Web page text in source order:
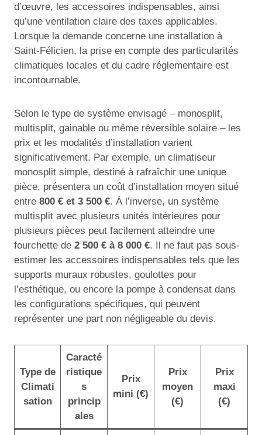
d’œuvre, les accessoires indispensables, ainsi
qu’une ventilation claire des taxes applicables.
Lorsque la demande concerne une installation à
Saint-Félicien, la prise en compte des particularités
climatiques locales et du cadre réglementaire est
incontournable.
Selon le type de système envisagé – monosplit,
multisplit, gainable ou même réversible solaire – les
prix et les modalités d’installation varient
significativement. Par exemple, un climatiseur
monosplit simple, destiné à rafraîchir une unique
pièce, présentera un coût d’installation moyen situé
entre 800 € et 3 500 €. À l’inverse, un système
multisplit avec plusieurs unités intérieures pour
plusieurs pièces peut facilement atteindre une
fourchette de 2 500 € à 8 000 €. Il ne faut pas sous-
estimer les accessoires indispensables tels que les
supports muraux robustes, goulottes pour
l’esthétique, ou encore la pompe à condensat dans
les configurations spécifiques, qui peuvent
représenter une part non négligeable du devis.
Type de
Climati
sation
Caracté
ristique
s
princip
ales
Prix
mini (€)
Prix
moyen
(€)
Prix
maxi
(€)